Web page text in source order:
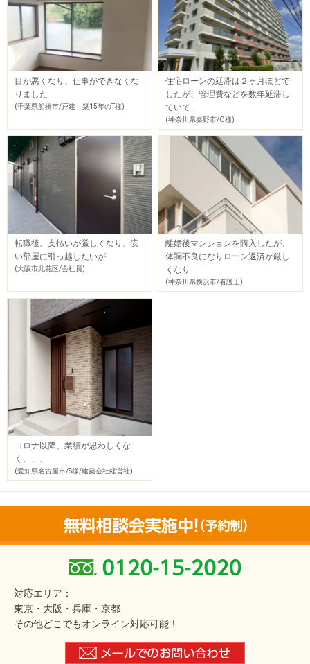
目が悪くなり、仕事ができなくな
りました
(千葉県船橋市/戸建 築15年のT様)
住宅ローンの延滞は２ヶ月ほどで
したが、管理費などを数年延滞し
ていて…
(神奈川県秦野市/O様)
転職後、支払いが厳しくなり、安
い部屋に引っ越したいが
(大阪市此花区/会社員)
離婚後マンションを購入したが、
体調不良になりローン返済が厳し
くなり
(神奈川県横浜市/看護士)
コロナ以降、業績が思わしくな
く、、、
(愛知県名古屋市/S様/建築会社経営社)
対応エリア：
東京・大阪・兵庫・京都
その他どこでもオンライン対応可能！